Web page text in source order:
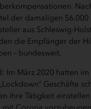
der damaligen
aus Schleswig-
die Empfänger der
– bundesweit.
Im März 2020 hatten im
Geschäfte
ihre Tätigkeit
mit Corona